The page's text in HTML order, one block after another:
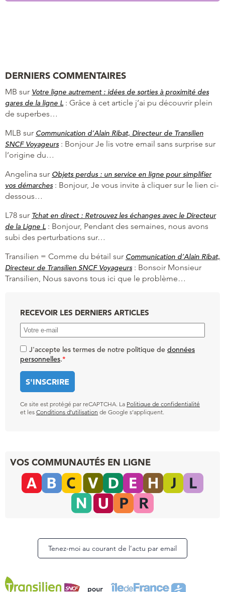
DERNIERS COMMENTAIRES
MB sur Votre ligne autrement : idées de sorties à proximité des
gares de la ligne L : Grâce à cet article j’ai pu découvrir plein
de superbes…
MLB sur Communication d’Alain Ribat, Directeur de Transilien
SNCF Voyageurs : Bonjour Je lis votre email sans surprise sur
l’origine du…
Angelina sur Objets perdus : un service en ligne pour simplifier
vos démarches : Bonjour, Je vous invite à cliquer sur le lien ci-
dessous…
L78 sur Tchat en direct : Retrouvez les échanges avec le Directeur
de la Ligne L : Bonjour, Pendant des semaines, nous avons
subi des perturbations sur…
Transilien = Comme du bétail sur Communication d’Alain Ribat,
Directeur de Transilien SNCF Voyageurs : Bonsoir Monsieur
Transilien, Nous savons tous ici que le problème…
RECEVOIR LES DERNIERS ARTICLES
J'accepte les termes de notre politique de données
personnelles.*
Ce site est protégé par reCAPTCHA. La Politique de confidentialité
et les Conditions d’utilisation de Google s’appliquent.
VOS COMMUNAUTÉS EN LIGNE
Tenez-moi au courant de l’actu par email